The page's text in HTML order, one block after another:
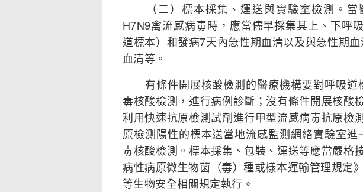
（二）標本採集、運送與實驗室檢測。當
H7N9禽流感病毒時，應當儘早採集其上、下呼
道標本）和發病7天內急性期血清以及與急性期
血清等。
有條件開展核酸檢測的醫療機構要對呼吸道
毒核酸檢測，進行病例診斷；沒有條件開展核酸
利用快速抗原檢測試劑進行甲型流感病毒抗原檢
原檢測陽性的標本送當地流感監測網絡實驗室
毒核酸檢測。標本採集、包裝、運送等應當嚴格
病性病原微生物菌（毒）種或樣本運輸管理規定
等生物安全相關規定執行。